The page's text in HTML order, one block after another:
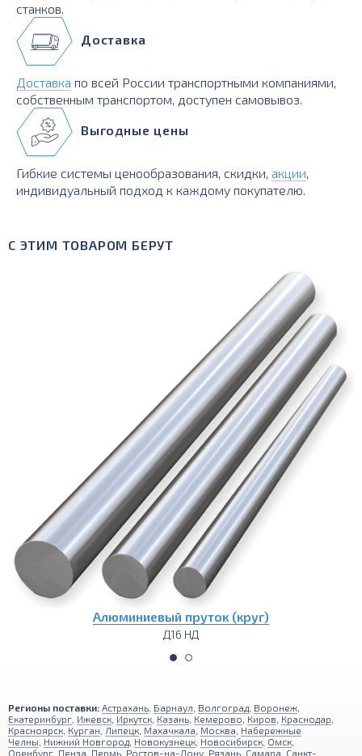
станков.
Доставка
Доставка по всей России транспортными компаниями,
собственным транспортом, доступен самовывоз.
Выгодные цены
Гибкие системы ценообразования, скидки, акции,
индивидуальный подход к каждому покупателю.
С ЭТИМ ТОВАРОМ БЕРУТ
Алюминиевая круглая труба
Регионы поставки: Астрахань Барнаул Волгоград Воронеж
Екатеринбург Ижевск Иркутск Казань Кемерово Киров Краснодар
Красноярск Курган Липецк Махачкала Москва Набережные
Челны Нижний Новгород Новокузнецк Новосибирск Омск
Оренбург Пенза Пермь Ростов-на-Дону Рязань Самара Санкт-